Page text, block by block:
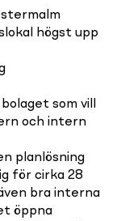
högst upp
som vill
och intern
planlösning
för cirka 28
bra interna
öppna